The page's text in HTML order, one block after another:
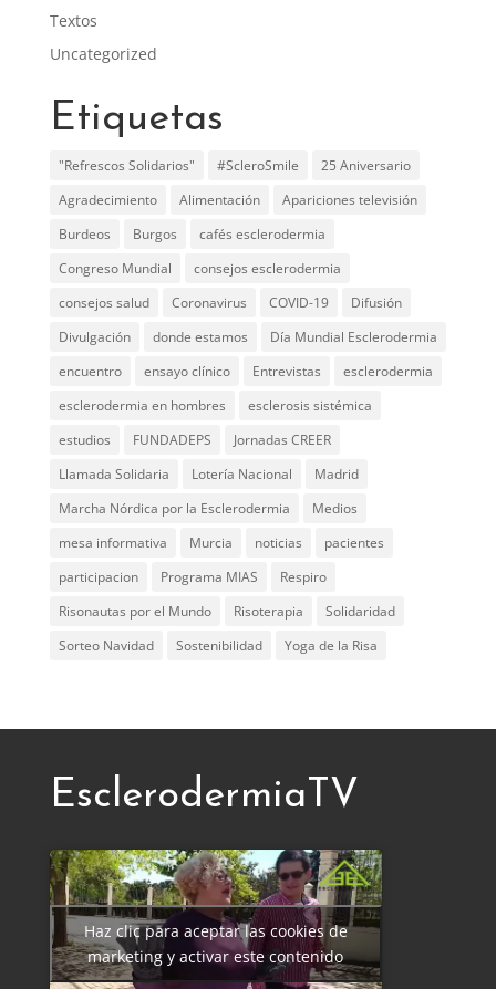
Textos
Uncategorized
Etiquetas
"Refrescos Solidarios" #ScleroSmile
25 Aniversario
Agradecimiento
Alimentación
Apariciones televisión
Burdeos
Burgos
cafés esclerodermia
Congreso Mundial
consejos esclerodermia
consejos salud
Coronavirus COVID-19
Difusión
Divulgación
donde estamos
Día Mundial Esclerodermia
encuentro
ensayo clínico Entrevistas
esclerodermia
esclerodermia en hombres
esclerosis sistémica
estudios
FUNDADEPS
Jornadas CREER
Llamada Solidaria
Lotería Nacional
Madrid
Marcha Nórdica por la Esclerodermia
Medios
mesa informativa
Murcia noticias
pacientes
participacion
Programa MIAS
Respiro
Risonautas por el Mundo
Risoterapia
Solidaridad
Sorteo Navidad
Sostenibilidad Yoga de la Risa
EsclerodermiaTV
Haz clic para aceptar las cookies de
marketing y activar este contenido